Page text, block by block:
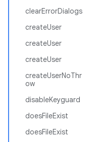
clearErrorDialogs
createUser
createUser
createUser
createUserNoThr
ow
disableKeyguard
doesFileExist
doesFileExist